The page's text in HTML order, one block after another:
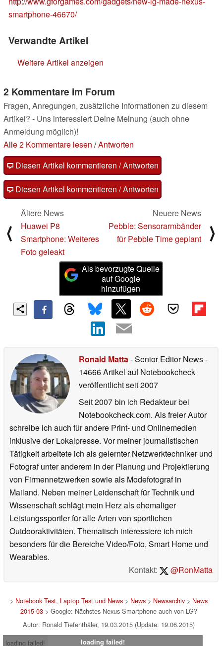
smartphone-46670/
Verwandte Artikel
Weitere Artikel anzeigen
2 Kommentare im Forum
Fragen, Anregungen, zusätzliche Informationen zu diesem
Artikel? - Uns interessiert Deine Meinung (auch ohne
Anmeldung möglich)!
Alle 2 Kommentare lesen /Antworten
Diesen Artikel kommentieren / Antworten
Diesen Artikel kommentieren / Antworten
⟨
Ältere News
Huawei P8
Smartphone: Weiteres
Foto geleakt
Neuere News
Pebble: Sensorarmbänder
für Pebble Time geplant
⟩
Als bevorzugte Quelle
auf Google
hinzufügen
Ronald Matta- Senior Editor News-
14666 Artikel auf Notebookcheck
veröffentlichtseit 2007
Seit 2007 bin ich Redakteur bei
Notebookcheck.com. Als freier Autor
schreibe ich auch für andere Print- und Onlinemedien
inklusive der Lokalpresse. Vor meiner journalistischen
Tätigkeit arbeitete ich als gelernter Netzwerktechniker und
Fotograf unter anderem in der Planung und Projektierung
von Firmennetzwerken sowie als Modefotograf in
Mailand. Neben meiner Leidenschaft für Technik und
Wissenschaft schlägt mein Herz als ehemaliger
Leistungssportler für alle Arten von sportlichen
Outdooraktivitäten. Thematisch interessiere ich mich
besonders für die Bereiche Video/Foto, Smart Home und
Wearables.
Kontakt:
@RonMatta
> Notebook Test, Laptop Test und News> News> Newsarchiv> News
2015-03> Google: Nächstes Nexus Smartphone auch von LG?
Autor: Ronald Tiefenthäler, 19.03.2015 (Update: 19.06.2015)
loading failed!
loading failed!